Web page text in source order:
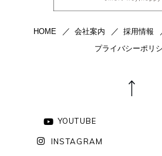
HOME 会社案内 採用情報
プライバシーポリ
YOUTUBE
INSTAGRAM